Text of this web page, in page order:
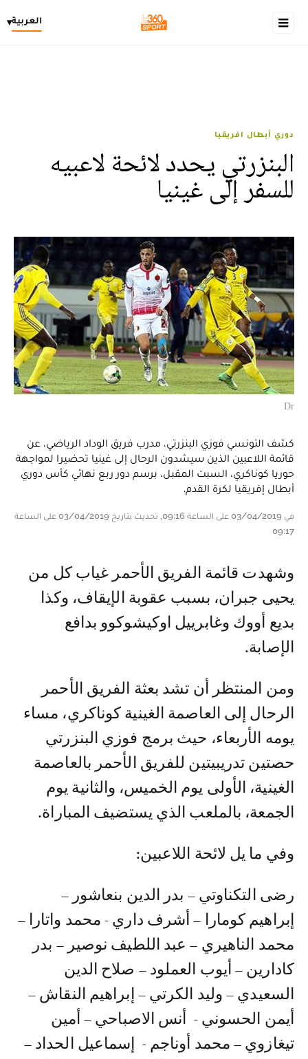
العربية▾
دوري أبطال افريقيا
البنزرتي يحدد لائحة لاعبيه
للسفر إلى غينيا
Dr
كشف التونسي فوزي البنزرتي، مدرب فريق الوداد الرياضي، عن
قائمة اللاعبين الذين سيشدون الرحال إلى غينيا تحضيرا لمواجهة
حوريا كوناكري، السبت المقبل، برسم دور ربع نهائي كأس دوري
أبطال إفريقيا لكرة القدم.
في 03/04/2019 على الساعة 09:16, تحديث بتاريخ 03/04/2019 على الساعة
09:17
وشهدت قائمة الفريق الأحمر غياب كل من
يحيى جبران، بسبب عقوبة الإيقاف، وكذا
بديع أووك وغابرييل اوكيشوكوو بدافع
الإصابة.
ومن المنتظر أن تشد بعثة الفريق الأحمر
الرحال إلى العاصمة الغينية كوناكري، مساء
يومه الأربعاء، حيث برمج فوزي البنزرتي
حصتين تدريبيتين للفريق الأحمر بالعاصمة
الغينية، الأولى يوم الخميس، والثانية يوم
الجمعة، بالملعب الذي يستضيف المباراة.
وفي ما يل لائحة اللاعبين:
رضى التكناوتي – بدر الدين بنعاشور –
إبراهيم كومارا – أشرف داري - محمد واتارا –
محمد الناهيري – عبد اللطيف نوصير – بدر
كادارين – أيوب العملود – صلاح الدين
السعيدي – وليد الكرتي – إبراهيم النقاش –
أيمن الحسوني - أنس الاصباحي – أمين
تيغازوي – محمد أوناجم - إسماعيل الحداد –